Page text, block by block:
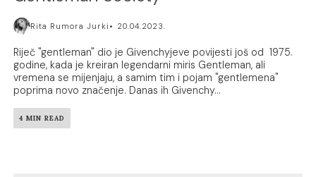
Rita Rumora Jurki 20.04.2023.
Riječ "gentleman" dio je Givenchyjeve povijesti još od 1975.
godine, kada je kreiran legendarni miris Gentleman, ali
vremena se mijenjaju, a samim tim i pojam "gentlemena"
poprima novo značenje. Danas ih Givenchy...
4 MIN READ